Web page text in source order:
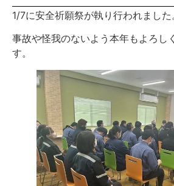
1/7に安全祈願祭が執り行われました
事故や怪我のないよう本年もよろし
す。